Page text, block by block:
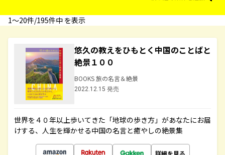
1〜20件/195件中 を表示
悠久の教えをひもとく中国のことばと
絶景１００
BOOKS 旅の名言＆絶景
2022.12.15 発売
世界を４０年以上歩いてきた「地球の歩き方」があなたにお届
けする、人生を輝かせる中国の名言と癒やしの絶景集
詳細を見る